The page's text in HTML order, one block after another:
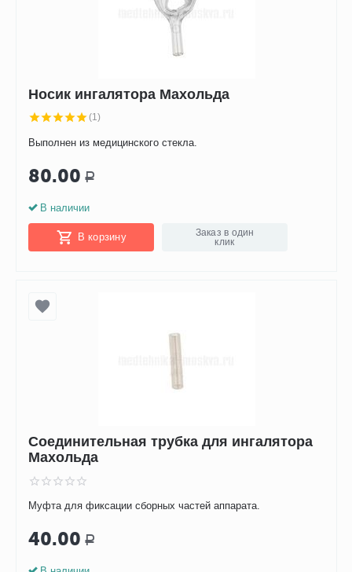
Носик ингалятора Махольда
(1)
Выполнен из медицинского стекла.
80.00 Р
В наличии
В корзину
Заказ в один
клик
Соединительная трубка для ингалятора
Махольда
Муфта для фиксации сборных частей аппарата.
40.00 Р